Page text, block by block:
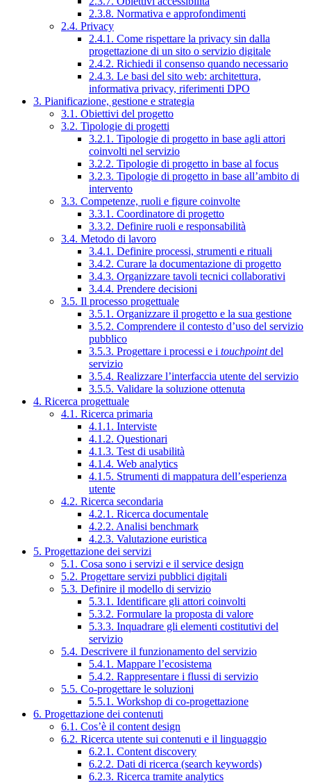
2.3.8. Normativa e approfondimenti
2.4. Privacy
2.4.1. Come rispettare la privacy sin dalla
progettazione di un sito o servizio digitale
2.4.2. Richiedi il consenso quando necessario
2.4.3. Le basi del sito web: architettura,
informativa privacy, riferimenti DPO
3. Pianificazione, gestione e strategia
3.1. Obiettivi del progetto
3.2. Tipologie di progetti
3.2.1. Tipologie di progetto in base agli attori
coinvolti nel servizio
3.2.2. Tipologie di progetto in base al focus
3.2.3. Tipologie di progetto in base all’ambito di
intervento
3.3. Competenze, ruoli e figure coinvolte
3.3.1. Coordinatore di progetto
3.3.2. Definire ruoli e responsabilità
3.4. Metodo di lavoro
3.4.1. Definire processi, strumenti e rituali
3.4.2. Curare la documentazione di progetto
3.4.3. Organizzare tavoli tecnici collaborativi
3.4.4. Prendere decisioni
3.5. Il processo progettuale
3.5.1. Organizzare il progetto e la sua gestione
3.5.2. Comprendere il contesto d’uso del servizio
pubblico
3.5.3. Progettare i processi e i touchpointdel
servizio
3.5.4. Realizzare l’interfaccia utente del servizio
3.5.5. Validare la soluzione ottenuta
4. Ricerca progettuale
4.1. Ricerca primaria
4.1.1. Interviste
4.1.2. Questionari
4.1.3. Test di usabilità
4.1.4. Web analytics
4.1.5. Strumenti di mappatura dell’esperienza
utente
4.2. Ricerca secondaria
4.2.1. Ricerca documentale
4.2.2. Analisi benchmark
4.2.3. Valutazione euristica
5. Progettazione dei servizi
5.1. Cosa sono i servizi e il service design
5.2. Progettare servizi pubblici digitali
5.3. Definire il modello di servizio
5.3.1. Identificare gli attori coinvolti
5.3.2. Formulare la proposta di valore
5.3.3. Inquadrare gli elementi costitutivi del
servizio
5.4. Descrivere il funzionamento del servizio
5.4.1. Mappare l’ecosistema
5.4.2. Rappresentare i flussi di servizio
5.5. Co-progettare le soluzioni
5.5.1. Workshop di co-progettazione
6. Progettazione dei contenuti
6.1. Cos’è il content design
6.2. Ricerca utente sui contenuti e il linguaggio
6.2.1. Content discovery
6.2.2. Dati di ricerca (search keywords)
6.2.3. Ricerca tramite analytics